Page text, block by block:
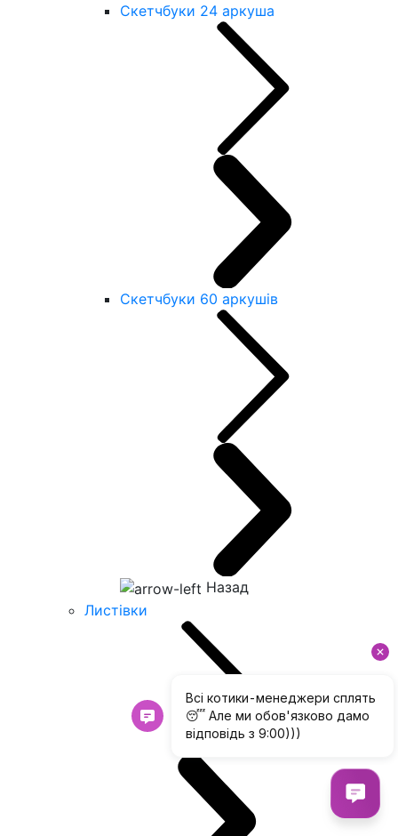
Скетчбуки 24 аркуша
Скетчбуки 60 аркушів
Назад
Листівки